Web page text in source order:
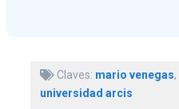
Claves: mario venegas,
universidad arcis